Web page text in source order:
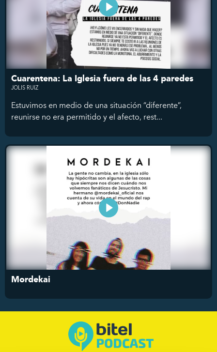
Cuarentena: La Iglesia fuera de las 4 paredes
JOLIS RUIZ
Estuvimos en medio de una situación “diferente”,
reunirse no era permitido y el afecto, rest...
Mordekai